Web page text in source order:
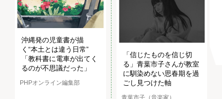
沖縄発の児童書が描
く“本土とは違う日常”
「教科書に電車が出てく
るのが不思議だった」
PHPオンライン編集部
「信じたものを信じ切
る」青葉市子さんが教室
に馴染めない思春期を過
ごし見つけた軸
青葉市子（音楽家）